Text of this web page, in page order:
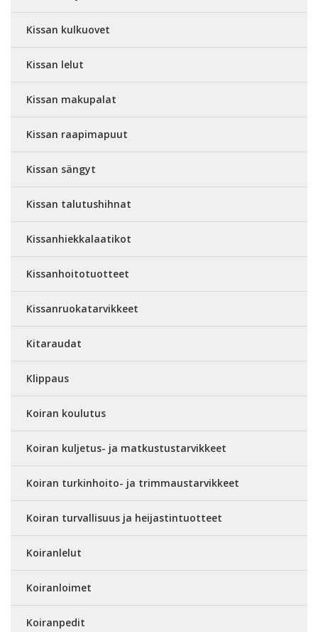
Kissan kulkuovet
Kissan lelut
Kissan makupalat
Kissan raapimapuut
Kissan sängyt
Kissan talutushihnat
Kissanhiekkalaatikot
Kissanhoitotuotteet
Kissanruokatarvikkeet
Kitaraudat
Klippaus
Koiran koulutus
Koiran kuljetus- ja matkustustarvikkeet
Koiran turkinhoito- ja trimmaustarvikkeet
Koiran turvallisuus ja heijastintuotteet
Koiranlelut
Koiranloimet
Koiranpedit